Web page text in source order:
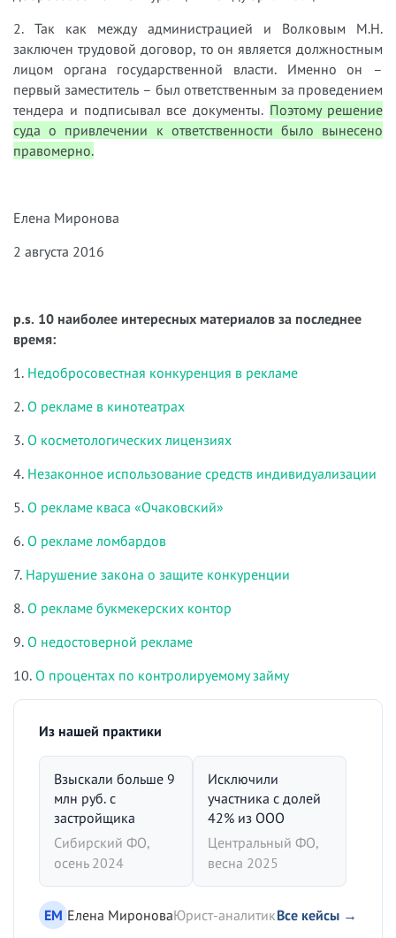
2.​Так как между администрацией и Волковым М.Н.
заключен трудовой договор, то он является должностным
лицом органа государственной власти. Именно он –
первый заместитель – был ответственным за проведением
тендера и подписывал все документы. Поэтому решение
суда о привлечении к ответственности было вынесено
правомерно.
Елена Миронова
2 августа 2016
p.s. 10 наиболее интересных материалов за последнее
время:
1. Недобросовестная конкуренция в рекламе
2. О рекламе в кинотеатрах
3. О косметологических лицензиях
4. Незаконное использование средств индивидуализации
5. О рекламе кваса «Очаковский»
6. О рекламе ломбардов
7. Нарушение закона о защите конкуренции
8. О рекламе букмекерских контор
9. О недостоверной рекламе
10. О процентах по контролируемому займу
Из нашей практики
Взыскали больше 9
млн руб. с
застройщика
Сибирский ФО,
осень 2024
Исключили
участника с долей
42% из ООО
Центральный ФО,
весна 2025
ЕМ Елена МироноваЮрист-аналитикВсе кейсы →